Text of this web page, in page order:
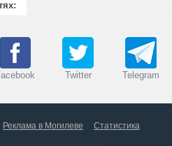
Twitter Telegram
Реклама в Могилеве
Статистика